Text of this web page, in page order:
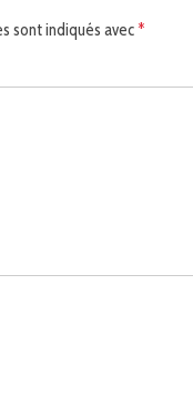
sont indiqués avec*